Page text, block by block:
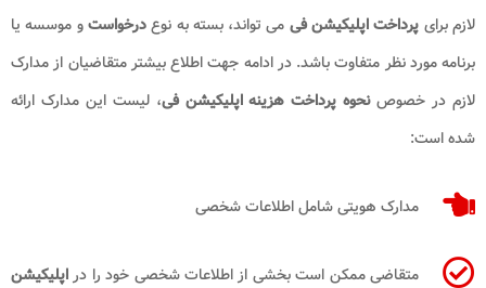
لازم برای پرداخت اپلیکیشن فی می تواند، بسته به نوعدرخواستو موسسه یا
برنامه مورد نظر متفاوت باشد. در ادامه جهت اطلاع بیشتر متقاضیان از مدارک
لازم در خصوصنحوه پرداخت هزینه اپلیکیشن فی، لیست این مدارک ارائه
شده است:
مدارک هویتی شامل اطلاعات شخصی
متقاضی ممکن است بخشی از اطلاعات شخصی خود را دراپلیکیشن